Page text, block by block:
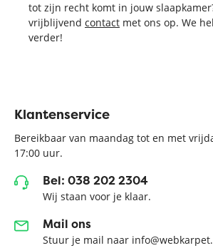
tot zijn recht komt in jouw
vrijblijvend contact met ons op. We
verder!
Klantenservice
Bereikbaar van maandag tot en met
17:00 uur.
Bel: 038 202 2304
Wij staan voor je klaar.
Mail ons
Stuur je mail naar